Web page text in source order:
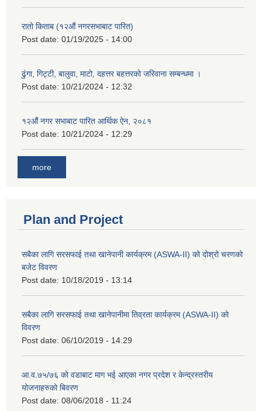
रातो किताब (१२औं नगरसभाबाट पारित)
Post date: 01/19/2025 - 14:00
ढुंगा, गिट्टी, बालुवा, माटो, दहत्तर बहत्तरको जरिवाना सम्बन्धमा ।
Post date: 10/21/2024 - 12:32
१२औं नगर सभाबाट पारित आर्थिक ऐन, २०८१
Post date: 10/21/2024 - 12:29
more
Plan and Project
सबैका लागि सरसफाई तथा खानेपानी कार्यक्रम (ASWA-II) को दोश्रो चरणको
बजेट विवरण
Post date: 10/18/2019 - 13:14
सबैका लागि सरसफाई तथा खानेपानीमा तिव्रता कार्यक्रम (ASWA-II) को
विवरण
Post date: 06/10/2019 - 14:29
आ.व.७५/७६ को वडाबाट माग भई आएका नगर प्रदेश र केन्द्रस्तरीय
योजनाहरुको बिवरण
Post date: 08/06/2018 - 11:24